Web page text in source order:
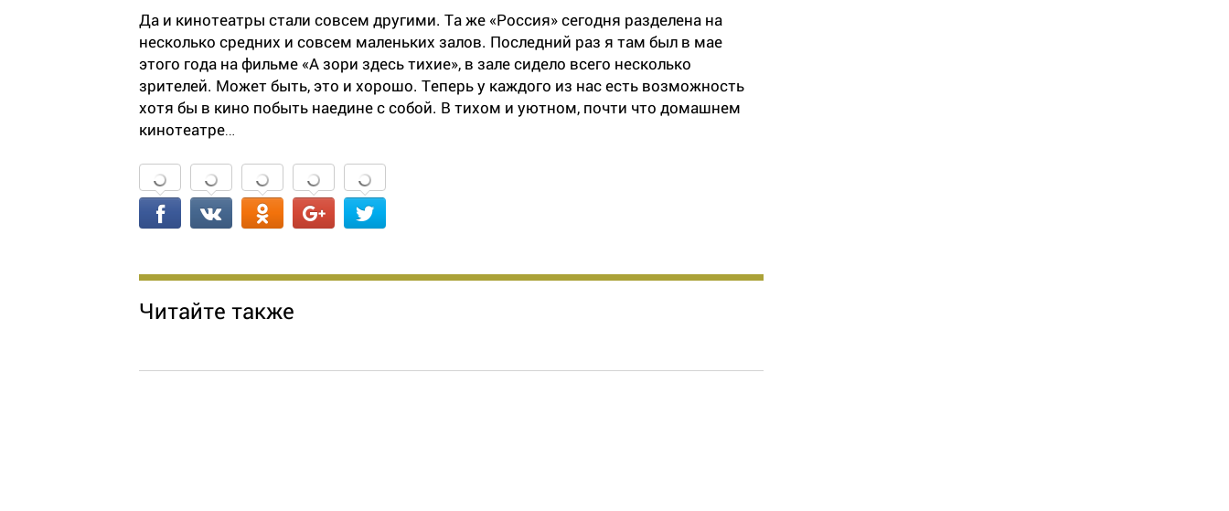
Да и кинотеатры стали совсем другими. Та же «Россия» сегодня разделена на
несколько средних и совсем маленьких залов. Последний раз я там был в мае
этого года на фильме «А зори здесь тихие», в зале сидело всего несколько
зрителей. Может быть, это и хорошо. Теперь у каждого из нас есть возможность
хотя бы в кино побыть наедине с собой. В тихом и уютном, почти что домашнем
кинотеатре…
Читайте также